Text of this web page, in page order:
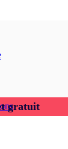
gratuit